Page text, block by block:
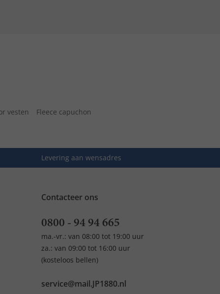
vesten
Fleece capuchon
Levering aan wensadres
Contacteer ons
0800 - 94 94 665
ma.-vr.: van 08:00 tot 19:00 uur
za.: van 09:00 tot 16:00 uur
(kosteloos bellen)
service@mail.JP1880.nl